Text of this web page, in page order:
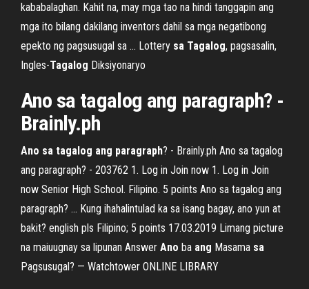
kababalaghan. Kahit na, may mga tao na hindi tanggapin ang
mga ito bilang dakilang inventors dahil sa mga negatibong
epekto ng pagsusugal sa ... Lottery sa Tagalog, pagsasalin,
Ingles-Tagalog Diksiyonaryo
Ano sa tagalog ang paragraph? -
Brainly.ph
Ano sa tagalog ang paragraph? - Brainly.ph Ano sa tagalog
ang paragraph? - 203762 1. Log in Join now 1. Log in Join
now Senior High School. Filipino. 5 points Ano sa tagalog ang
paragraph? ... Kung ihahalintulad ka sa isang bagay, ano yun at
bakit? english pls Filipino; 5 points 17.03.2019 Limang picture
na maiuugnay sa lipunan Answer Ano ba ang Masama sa
Pagsusugal? — Watchtower ONLINE LIBRARY